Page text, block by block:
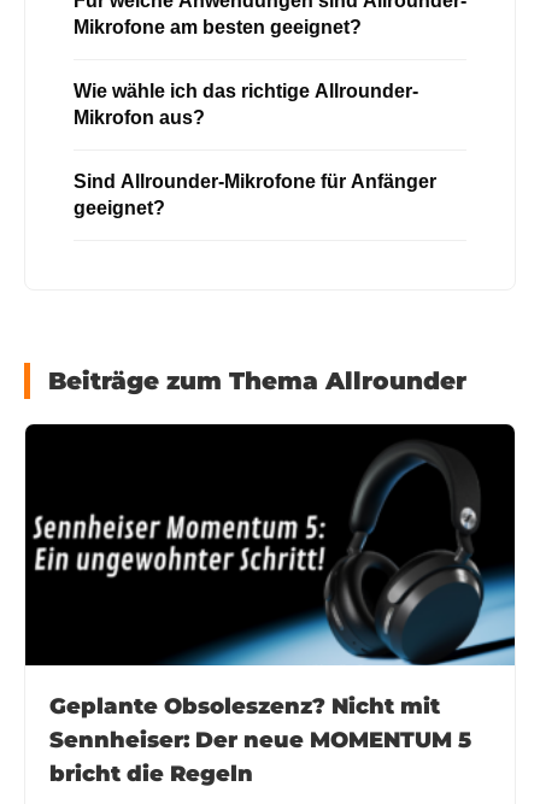
Mikrofone am besten geeignet?
Wie wähle ich das richtige Allrounder-
Mikrofon aus?
Sind Allrounder-Mikrofone für Anfänger
geeignet?
Beiträge zum Thema Allrounder
Geplante Obsoleszenz? Nicht mit
Sennheiser: Der neue MOMENTUM 5
bricht die Regeln